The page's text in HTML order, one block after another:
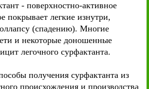
- поверхностно-активное
покрывает легкие изнутри,
(спадению). Многие
и некоторые доношенные
легочного сурфактанта.
получения сурфактанта из
происхождения и производства